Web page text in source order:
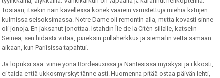
Tosiaan, itsekin näin kävellessä konekiväärein varustettuja miehiä katujen
kulmissa seisoksimassa. Notre Dame oli remontin alla, mutta kovasti sinne
oli jonoja. En jaksanut jonottaa. Istahdin Île de la Citén sillalle, katselin
Seineä, sen hidasta virtaa, pureksin pullaherkkua ja siemailin vettä samaan
aikaan, kun Pariisissa tapahtui.
Ja lopuksi sää: viime yönä Bordeauxissa ja Nantesissa myrskysi ja ukkosti,
ei taida ehtiä ukkosmyrskyt tänne asti. Huomenna pitää ostaa päivän lehti,